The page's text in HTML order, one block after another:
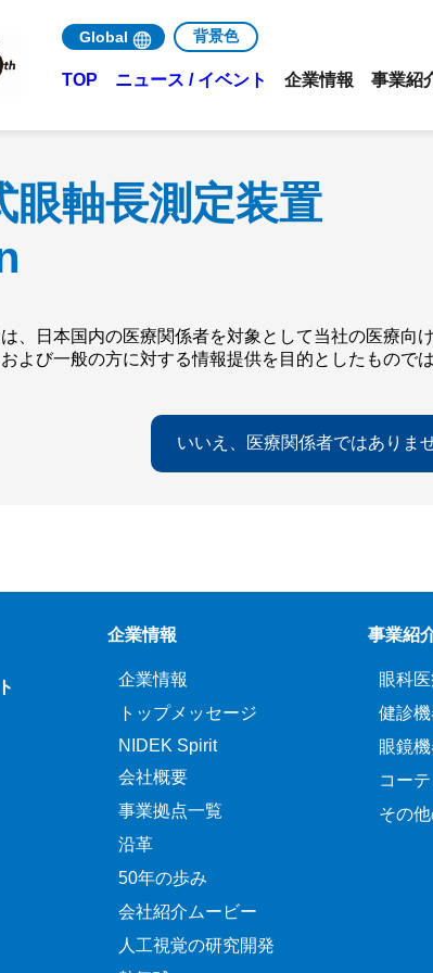
Global 背景色
TOP ニュース / イベント 企業情報 事業紹
眼軸長測定装置
、日本国内の医療関係者を対象として当社の医療向
よび一般の方に対する情報提供を目的としたもので
いいえ、医療関係者ではありま
企業情報
企業情報
トップメッセージ
NIDEK Spirit
会社概要
事業拠点一覧
沿革
50年の歩み
会社紹介ムービー
人工視覚の研究開発
事業紹
眼科
健診
眼鏡
コー
その